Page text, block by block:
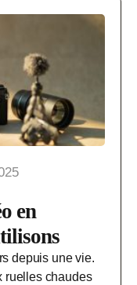
en
depuis une vie.
ruelles chaudes